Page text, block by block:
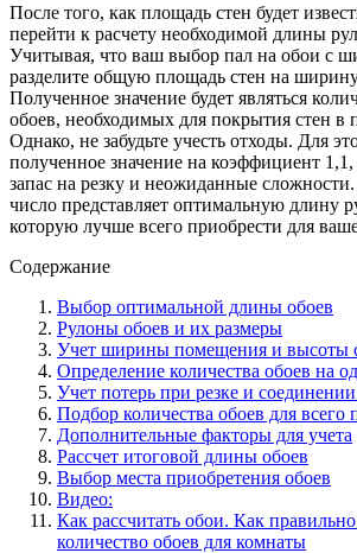
После того, как площадь стен будет
перейти к расчету необходимой длины
Учитывая, что ваш выбор пал на обои с
разделите общую площадь стен на
Полученное значение будет являться
обоев, необходимых для покрытия стен в
Однако, не забудьте учесть отходы. Для
полученное значение на коэффициент
запас на резку и неожиданные
число представляет оптимальную длину
которую лучше всего приобрести для
Содержание
Выбор оптимальной длины обоев
Рулоны обоев и их размеры
Учет ширины помещения и высоты
Определение количества обоев на
Учет потерь при резке и
Подбор количества обоев для
Дополнительные факторы для учета
Рассчет итоговой длины обоев
Выбор места приобретения обоев
Видео:
Как рассчитать обои. Как
количество обоев для комнаты